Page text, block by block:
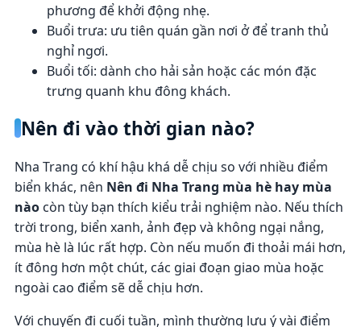
phương để khởi động nhẹ.
Buổi trưa: ưu tiên quán gần nơi ở để tranh thủ
nghỉ ngơi.
Buổi tối: dành cho hải sản hoặc các món đặc
trưng quanh khu đông khách.
Nên đi vào thời gian nào?
Nha Trang có khí hậu khá dễ chịu so với nhiều điểm
biển khác, nên Nên đi Nha Trang mùa hè hay mùa
nàocòn tùy bạn thích kiểu trải nghiệm nào. Nếu thích
trời trong, biển xanh, ảnh đẹp và không ngại nắng,
mùa hè là lúc rất hợp. Còn nếu muốn đi thoải mái hơn,
ít đông hơn một chút, các giai đoạn giao mùa hoặc
ngoài cao điểm sẽ dễ chịu hơn.
Với chuyến đi cuối tuần, mình thường lưu ý vài điểm